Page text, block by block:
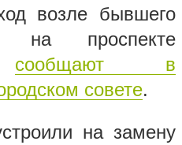
возле бывшего
на проспекте
сообщают в
совете.
на замену